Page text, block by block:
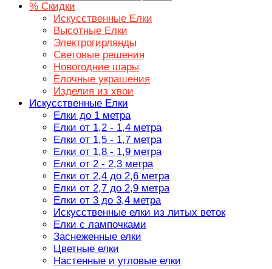
% Скидки
Искусственные Елки
Высотные Елки
Электрогирлянды
Световые решения
Новогодние шары
Ёлочные украшения
Изделия из хвои
Искусственные Елки
Елки до 1 метра
Елки от 1,2 - 1,4 метра
Елки от 1,5 - 1,7 метра
Елки от 1,8 - 1,9 метра
Елки от 2 - 2,3 метра
Елки от 2,4 до 2,6 метра
Елки от 2,7 до 2,9 метра
Елки от 3 до 3,4 метра
Искусственные елки из литых веток
Елки с лампочками
Заснеженные елки
Цветные елки
Настенные и угловые елки